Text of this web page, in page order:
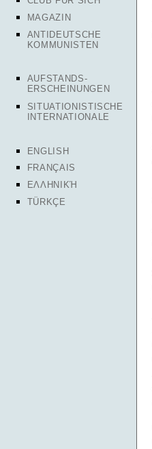
MAGAZIN
ANTIDEUTSCHE
KOMMUNISTEN
AUFSTANDS-
ERSCHEINUNGEN
SITUATIONISTISCHE
INTERNATIONALE
ENGLISH
FRANÇAIS
ΕΛΛΗΝΙΚΉ
TÜRKÇE